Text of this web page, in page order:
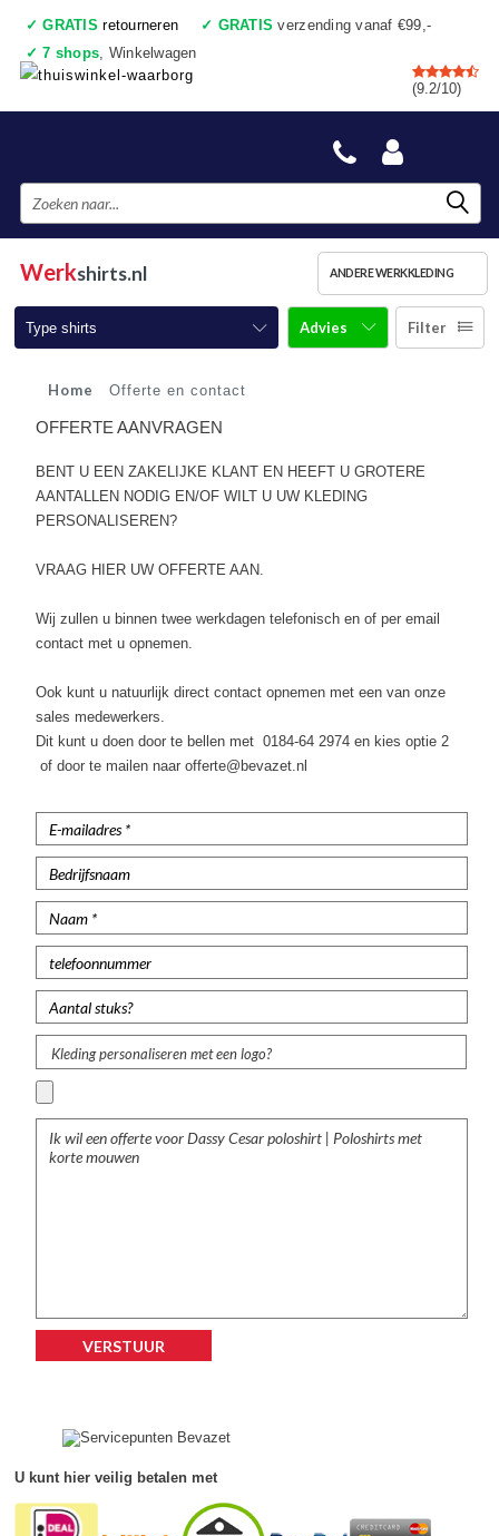
✓ GRATIS retourneren ✓ GRATIS verzending vanaf €99,-
✓ 7 shops, Winkelwagen
✓Voor 17:00 uur besteld, vandaag verzonden
✓Achteraf betalen ✓Ook een échte winkel
(9.2/10)
Werkshirts.nl ANDERE WERKKLEDING
Type shirts
T-shirts korte mouw
T-shirts lange mouw
Poloshirts korte mouw
Poloshirts lange mouw
Thermoshirts
Tanktops
Filter
Advies
Home Offerte en contact
OFFERTE AANVRAGEN
BENT U EEN ZAKELIJKE KLANT EN HEEFT U GROTERE
AANTALLEN NODIG EN/OF WILT U UW KLEDING
PERSONALISEREN?
VRAAG HIER UW OFFERTE AAN.
Wij zullen u binnen twee werkdagen telefonisch en of per email
contact met u opnemen.
Ook kunt u natuurlijk direct contact opnemen met een van onze
sales medewerkers.
Dit kunt u doen door te bellen met 0184-64 2974 en kies optie 2
of door te mailen naar offerte@bevazet.nl
Kleding personaliseren met een logo?
U kunt hier veilig betalen met